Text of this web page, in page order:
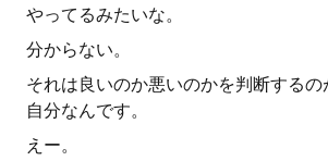
やってるみたいな。
分からない。
それは良いのか悪いのかを判断する
自分なんです。
えー。